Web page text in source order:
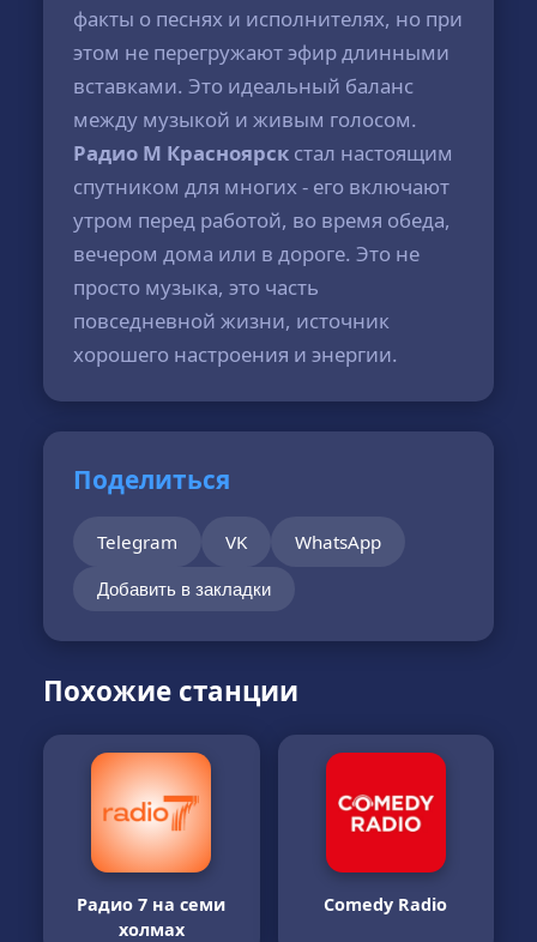
факты о песнях и исполнителях, но при
этом не перегружают эфир длинными
вставками. Это идеальный баланс
между музыкой и живым голосом.
Радио М Красноярск стал настоящим
спутником для многих - его включают
утром перед работой, во время обеда,
вечером дома или в дороге. Это не
просто музыка, это часть
повседневной жизни, источник
хорошего настроения и энергии.
Поделиться
Telegram VK WhatsApp
Добавить в закладки
Похожие станции
Радио 7 на семи
холмах
Comedy Radio